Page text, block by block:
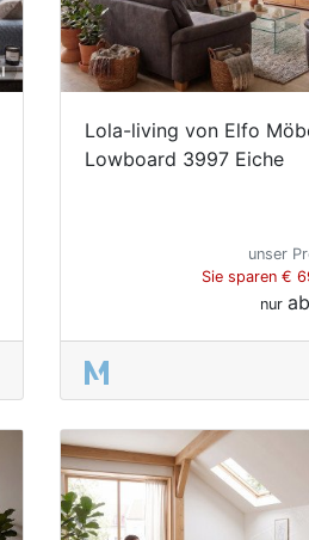
Lola-living von Elfo
Lowboard 3997 Eiche
unser
Sie sparen €
nur